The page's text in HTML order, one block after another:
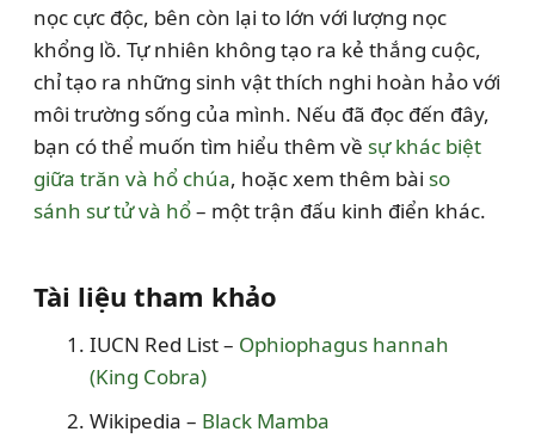
nọc cực độc, bên còn lại to lớn với lượng nọc
khổng lồ. Tự nhiên không tạo ra kẻ thắng cuộc,
chỉ tạo ra những sinh vật thích nghi hoàn hảo với
môi trường sống của mình. Nếu đã đọc đến đây,
bạn có thể muốn tìm hiểu thêm về sự khác biệt
giữa trăn và hổ chúa, hoặc xem thêm bài so
sánh sư tử và hổ– một trận đấu kinh điển khác.
Tài liệu tham khảo
IUCN Red List – Ophiophagus hannah
(King Cobra)
Wikipedia – Black Mamba